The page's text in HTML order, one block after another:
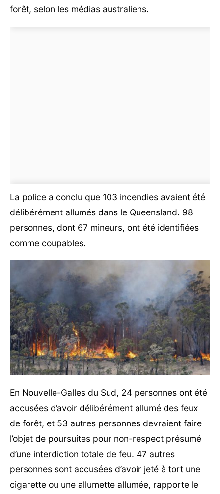
forêt, selon les médias australiens.
La police a conclu que 103 incendies avaient été
délibérément allumés dans le Queensland. 98
personnes, dont 67 mineurs, ont été identifiées
comme coupables.
En Nouvelle-Galles du Sud, 24 personnes ont été
accusées d’avoir délibérément allumé des feux
de forêt, et 53 autres personnes devraient faire
l’objet de poursuites pour non-respect présumé
d’une interdiction totale de feu. 47 autres
personnes sont accusées d’avoir jeté à tort une
cigarette ou une allumette allumée, rapporte le